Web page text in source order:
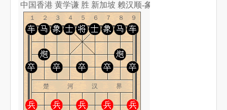
中国香港 黄学谦 胜 新加坡 赖汉顺-象棋道
１２３４５６７８９
楚 河 汉 界